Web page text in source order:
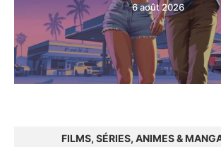
6 août 2026
FILMS, SÉRIES, ANIMES &